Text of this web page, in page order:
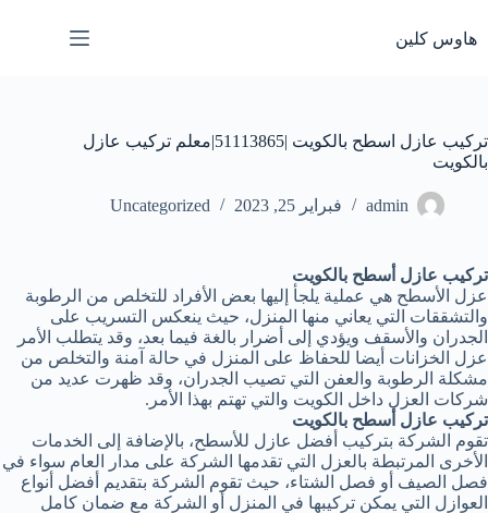
إلى
المحتوى
هاوس كلين
تركيب عازل اسطح بالكويت |51113865|معلم تركيب عازل
بالكويت
admin فبراير 25, 2023 Uncategorized
تركيب عازل أسطح بالكويت
عزل الأسطح هي عملية يلجأ إليها بعض الأفراد للتخلص من الرطوبة
والتشققات التي يعاني منها المنزل، حيث ينعكس التسريب على
الجدران والأسقف ويؤدي إلى أضرار بالغة فيما بعد، وقد يتطلب الأمر
عزل الخزانات أيضا للحفاظ على المنزل في حالة آمنة والتخلص من
مشكلة الرطوبة والعفن التي تصيب الجدران، وقد ظهرت عديد من
شركات العزل داخل الكويت والتي تهتم بهذا الأمر.
تركيب عازل أسطح بالكويت
تقوم الشركة بتركيب أفضل عازل للأسطح، بالإضافة إلى الخدمات
الأخرى المرتبطة بالعزل التي تقدمها الشركة على مدار العام سواء في
فصل الصيف أو فصل الشتاء، حيث تقوم الشركة بتقديم أفضل أنواع
العوازل التي يمكن تركيبها في المنزل أو الشركة مع ضمان كامل